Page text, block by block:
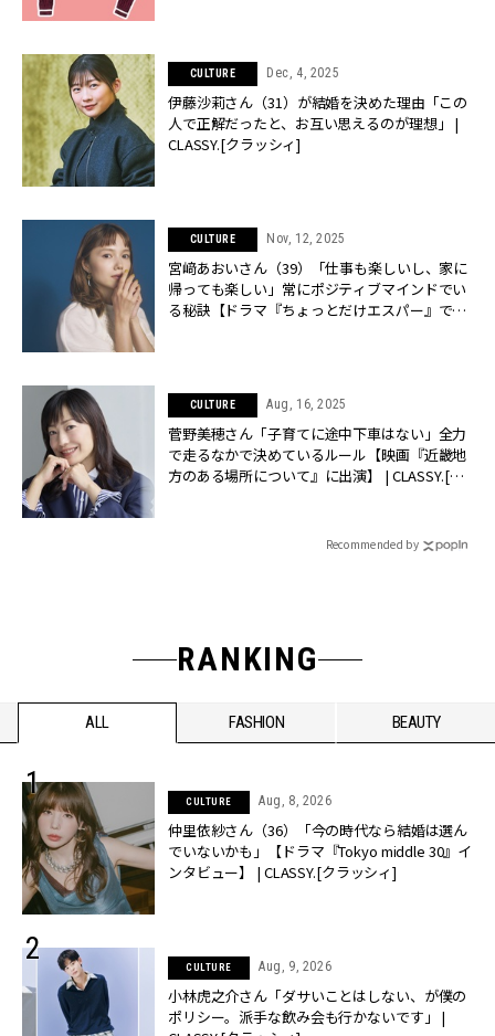
CULTURE Dec, 4, 2025
伊藤沙莉さん（31）が結婚を決めた理由「この
人で正解だったと、お互い思えるのが理想」 |
CLASSY.[クラッシィ]
CULTURE Nov, 12, 2025
宮﨑あおいさん（39）「仕事も楽しいし、家に
帰っても楽しい」常にポジティブマインドでい
る秘訣【ドラマ『ちょっとだけエスパー』で13
CULTURE Aug, 16, 2025
菅野美穂さん「子育てに途中下車はない」全力
で走るなかで決めているルール【映画『近畿地
方のある場所について』に出演】 | CLASSY.[ク
Recommended by
RANKING
ALL FASHION BEAUTY
CULTURE Aug, 8, 2026
仲里依紗さん（36）「今の時代なら結婚は選ん
でいないかも」【ドラマ『Tokyo middle 30』イ
ンタビュー】 | CLASSY.[クラッシィ]
CULTURE Aug, 9, 2026
小林虎之介さん「ダサいことはしない、が僕の
ポリシー。派手な飲み会も行かないです」 |